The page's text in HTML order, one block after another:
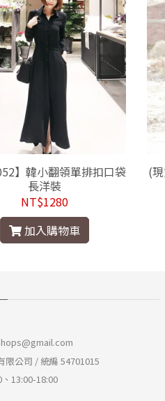
】韓小翻領單排扣口袋
長洋裝
NT$1280
加入購物車
(
限公司 / 統編 54701015
13:00-18:00